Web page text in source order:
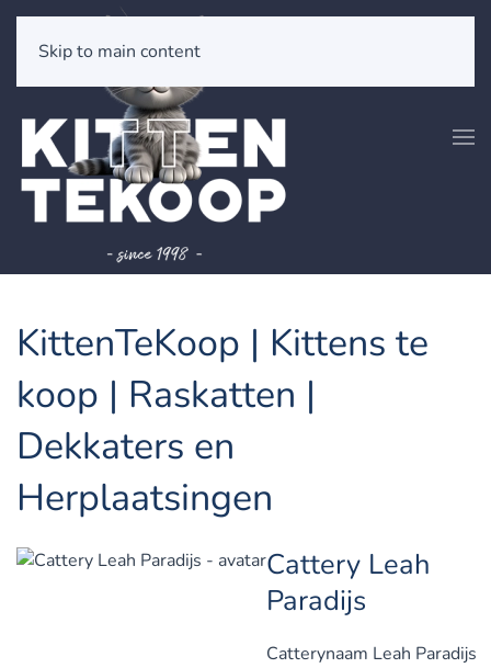
Skip to main content
KittenTeKoop | Kittens te
koop | Raskatten |
Dekkaters en
Herplaatsingen
Cattery Leah
Paradijs
Catterynaam Leah Paradijs